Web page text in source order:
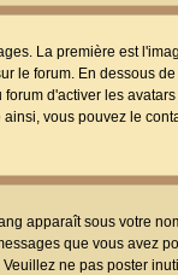
La première est
le forum. En dessous
d'activer les
vous pouvez le
apparaît sous votre
que vous avez
ne pas poster